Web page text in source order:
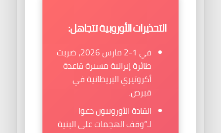
التحذيرات الأوروبية تتجاهل:
في 1-2 مارس 2026، ضربت
طائرة إيرانية مسيرة قاعدة
أكروتيري البريطانية في
قبرص.
القادة الأوروبيون دعوا
لـ”وقف الهجمات على البنية